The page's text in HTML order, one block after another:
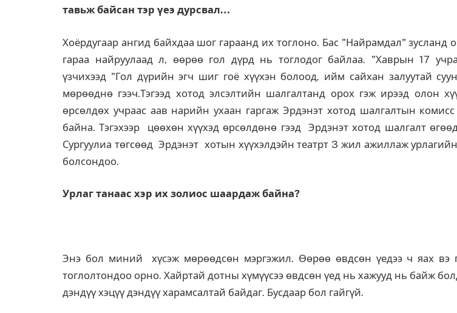
тавьж байсан тэр үеэ дурсвал…
Хоёрдугаар ангид байхдаа шог гараанд их тоглоно. Бас "Найрамдал" зусланд
гараа найруулаад л, өөрөө гол дүрд нь тоглодог байлаа. "Хаврын 17
үзчихээд "Гол дүрийн эгч шиг гоё хүүхэн болоод, ийм сайхан залуутай
мөрөөднө гээч.Тэгээд хотод элсэлтийн шалгалтанд орох гэж ирээд олон
өрсөлдөх учраас аав нарийн ухаан гаргаж Эрдэнэт хотод шалгалтын
байна. Тэгэхээр цөөхөн хүүхэд өрсөлдөнө гээд Эрдэнэт хотод шалгалт
Сургуулиа төгсөөд Эрдэнэт хотын хүүхэлдэйн театрт 3 жил ажиллаж
болсондоо.
Урлаг танаас хэр их золиос шаардаж байна?
Энэ бол миний хүсэж мөрөөдсөн мэргэжил. Өөрөө өвдсөн үедээ ч яах вэ
тоглолтондоо орно. Хайртай дотны хүмүүсээ өвдсөн үед нь хажууд нь байж
дэндүү хэцүү дэндүү харамсалтай байдаг. Бусдаар бол гайгүй.